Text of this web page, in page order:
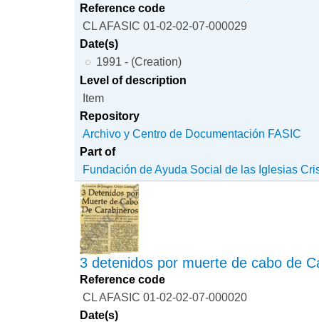
Reference code
CL AFASIC 01-02-02-07-000029
Date(s)
1991 - (Creation)
Level of description
Item
Repository
Archivo y Centro de Documentación FASIC
Part of
Fundación de Ayuda Social de las Iglesias
3 detenidos por muerte de cabo de
Reference code
CL AFASIC 01-02-02-07-000020
Date(s)